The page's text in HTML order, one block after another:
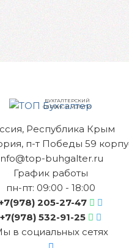
БУХГАЛТЕРСКИЙ
СЕРВИС И УСЛУГИ
Республика Крым
п-т Победы 59
buhgalter.ru
График работы
пн-пт: 09:00 - 18:00
205-27-47
+7(978) 532-91-25
в социальных сетях